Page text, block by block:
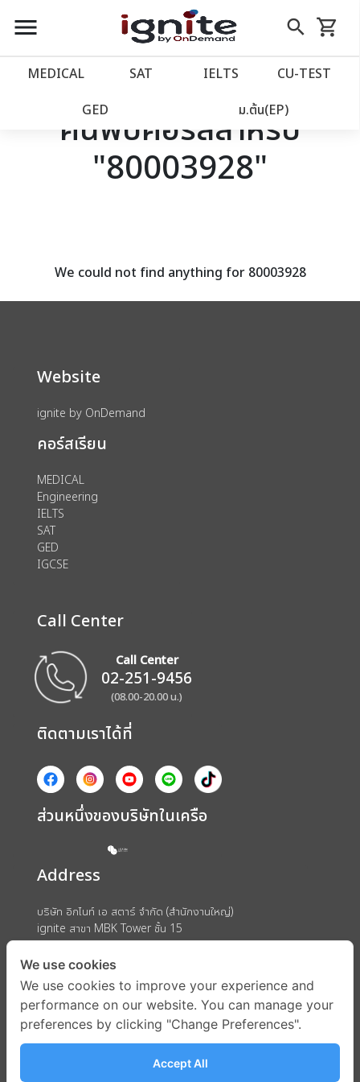
close
account_balance หน้าแรก
เว็บไซต์อิกไนท์
โปรโมชั่น
assignment ลงทะเบียน
menu search
Skip
to
shopping_cart
รถเข็น
MEDICAL SAT IELTS CU‑TEST
GED ม.ต้น(EP)
ค้นพบคอร์สสำหรับ
"80003928"
We could not find anything for 80003928
Website
ignite by OnDemand
คอร์สเรียน
MEDICAL
Engineering
IELTS
SAT
GED
IGCSE
Call Center
Call Center
02-251-9456
(08.00-20.00 น.)
ติดตามเราได้ที่
ส่วนหนึ่งของบริษัทในเครือ
Address
บริษัท อิกไนท์ เอ สตาร์ จำกัด (สำนักงานใหญ่)
ignite สาขา MBK Tower ชั้น 15
ถนนพญาไท แขวงวังใหม่ เขตปทุมวัน กรุงเทพมหานคร 10330
We use cookies
We use cookies to improve your experience and
performance on our website. You can manage your
preferences by clicking "Change Preferences".
Accept All